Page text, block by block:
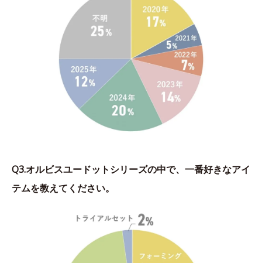
Q3.オルビスユードットシリーズの中で、一番好きなアイ
テムを教えてください。